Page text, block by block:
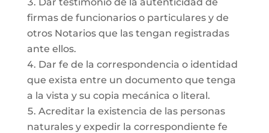
firmas de funcionarios o particulares y de
otros Notarios que las tengan registradas
ante ellos.
Dar fe de la correspondencia o identidad
que exista entre un documento que tenga
a la vista y su copia mecánica o literal.
Acreditar la existencia de las personas
naturales y expedir la correspondiente fe